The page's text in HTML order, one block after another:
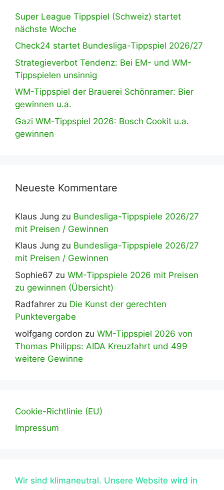
Super League Tippspiel (Schweiz) startet
nächste Woche
Check24 startet Bundesliga-Tippspiel 2026/27
Strategieverbot Tendenz: Bei EM- und WM-
Tippspielen unsinnig
WM-Tippspiel der Brauerei Schönramer: Bier
gewinnen u.a.
Gazi WM-Tippspiel 2026: Bosch Cookit u.a.
gewinnen
Neueste Kommentare
Klaus Jung zu Bundesliga-Tippspiele 2026/27
mit Preisen / Gewinnen
Klaus Jung zu Bundesliga-Tippspiele 2026/27
mit Preisen / Gewinnen
Sophie67 zu WM-Tippspiele 2026 mit Preisen
zu gewinnen (Übersicht)
Radfahrer zu Die Kunst der gerechten
Punktevergabe
wolfgang cordon zu WM-Tippspiel 2026 von
Thomas Philipps: AIDA Kreuzfahrt und 499
weitere Gewinne
Cookie-Richtlinie (EU)
Impressum
Wir sind klimaneutral. Unsere Website wird in